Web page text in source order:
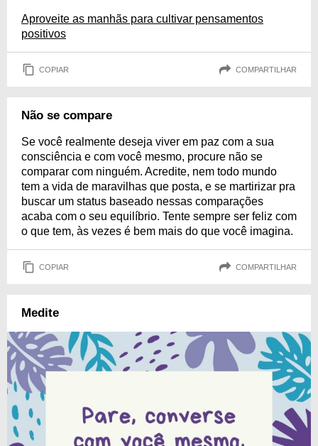
Aproveite as manhãs para cultivar pensamentos
positivos
COPIAR COMPARTILHAR
Não se compare
Se você realmente deseja viver em paz com a sua
consciência e com você mesmo, procure não se
comparar com ninguém. Acredite, nem todo mundo
tem a vida de maravilhas que posta, e se martirizar pra
buscar um status baseado nessas comparações
acaba com o seu equilíbrio. Tente sempre ser feliz com
o que tem, às vezes é bem mais do que você imagina.
COPIAR COMPARTILHAR
Medite